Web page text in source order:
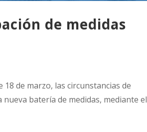
de medidas
de marzo, las circunstancias de
batería de medidas, mediante el